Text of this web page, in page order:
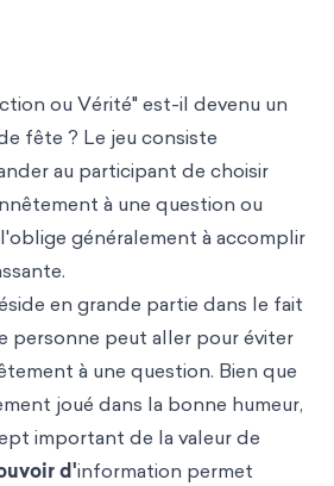
ou Vérité" est-il devenu un
fête ? Le jeu consiste
au participant de choisir
à une question ou
généralement à accomplir
en grande partie dans le fait
personne peut aller pour éviter
à une question. Bien que
joué dans la bonne humeur,
important de la valeur de
d'information permet